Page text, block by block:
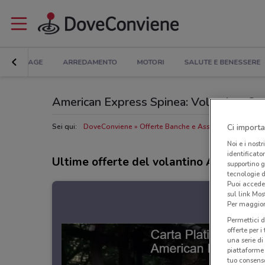
BRICOLAGE ARREDAMENTO MOTORI SALUTE E BENESSERE
American Express Spinea: Volantino,
Sei qui: DoveConviene Offerte Banche e Assicurazioni a
Ultime offerte del volantino American
Ci
Noi e i nostri
supportino
tecnologie
Puoi
sul link
Per
Permettici
offerte per
una serie
piattaforme
tuo